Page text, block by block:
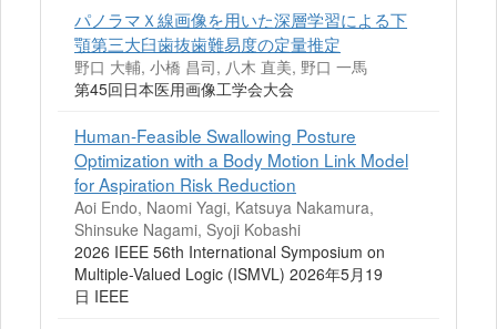
パノラマＸ線画像を用いた深層学習による下
顎第三大臼歯抜歯難易度の定量推定
野口 大輔, 小橋 昌司, 八木 直美, 野口 一馬
第45回日本医用画像工学会大会
Human-Feasible Swallowing Posture
Optimization with a Body Motion Link Model
for Aspiration Risk Reduction
Aoi Endo, Naomi Yagi, Katsuya Nakamura,
Shinsuke Nagami, Syoji Kobashi
2026 IEEE 56th International Symposium on
Multiple-Valued Logic (ISMVL) 2026年5月19
日 IEEE